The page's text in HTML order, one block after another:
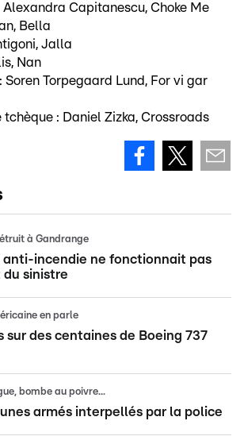
Alexandra Capitanescu, Choke Me
Bella
Jalla
Nan
Soren Torpegaard Lund, For vi gar
tchèque : Daniel Zizka, Crossroads
à Gandrange
anti-incendie ne fonctionnait pas
sinistre
en parle
sur des centaines de Boeing 737
bombe au poivre...
armés interpellés par la police